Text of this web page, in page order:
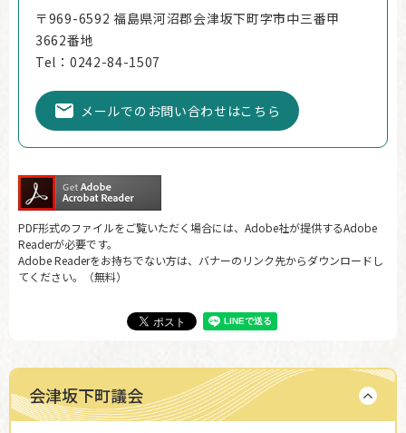
〒969-6592 福島県河沼郡会津坂下町字市中三番甲
3662番地
Tel：0242-84-1507
メールでのお問い合わせはこちら
PDF形式のファイルをご覧いただく場合には、Adobe社が提供するAdobe
Readerが必要です。
Adobe Readerをお持ちでない方は、バナーのリンク先からダウンロードし
てください。（無料）
会津坂下町議会